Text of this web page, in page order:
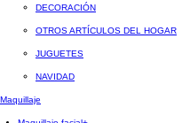
DECORACIÓN
OTROS ARTÍCULOS DEL HOGAR
JUGUETES
NAVIDAD
Maquillaje